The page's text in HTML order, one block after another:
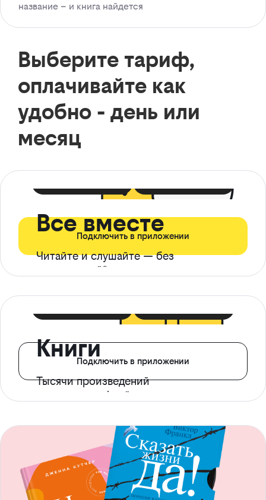
название – и книга найдется
Выберите тариф,
оплачивайте как
удобно - день или
месяц
Все вместе
Читайте и слушайте — без
ограничений*
Подключить в приложении
Книги
Тысячи произведений
с доступом офлайн
Подключить в приложении